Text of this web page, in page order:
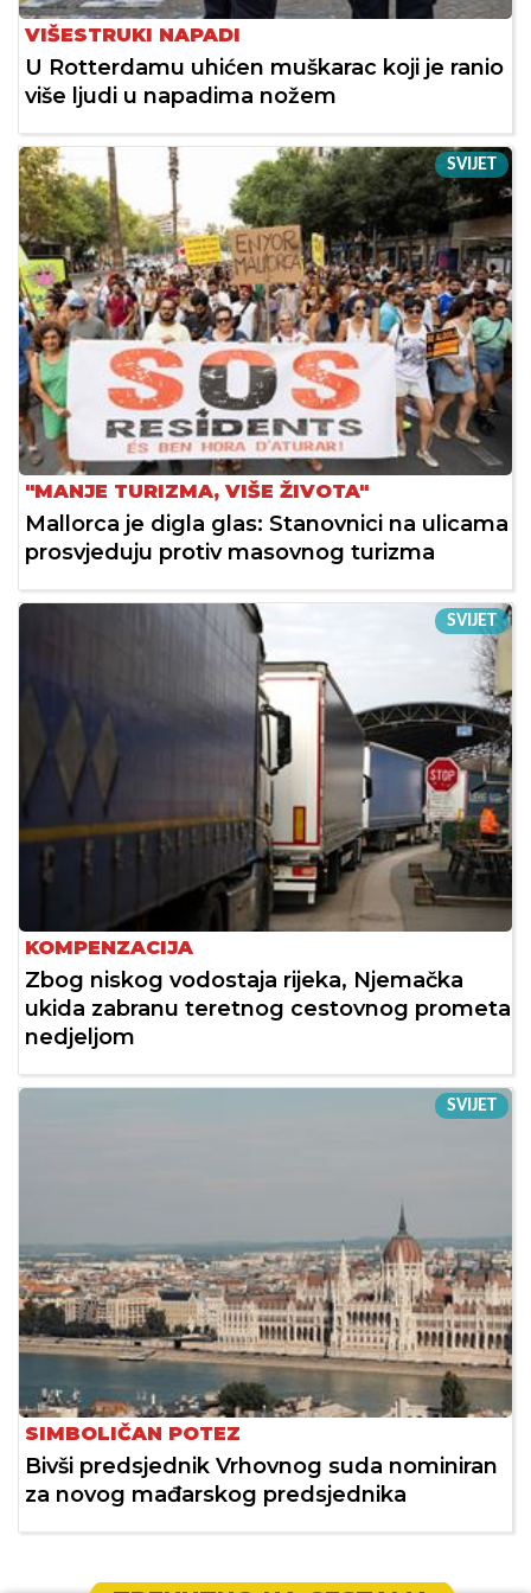
VIŠESTRUKI NAPADI
U Rotterdamu uhićen muškarac koji je ranio
više ljudi u napadima nožem
SVIJET
"MANJE TURIZMA, VIŠE ŽIVOTA"
Mallorca je digla glas: Stanovnici na ulicama
prosvjeduju protiv masovnog turizma
SVIJET
KOMPENZACIJA
Zbog niskog vodostaja rijeka, Njemačka
ukida zabranu teretnog cestovnog prometa
nedjeljom
SVIJET
SIMBOLIČAN POTEZ
Bivši predsjednik Vrhovnog suda nominiran
za novog mađarskog predsjednika